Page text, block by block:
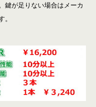
鍵が足りない場合はメーカ